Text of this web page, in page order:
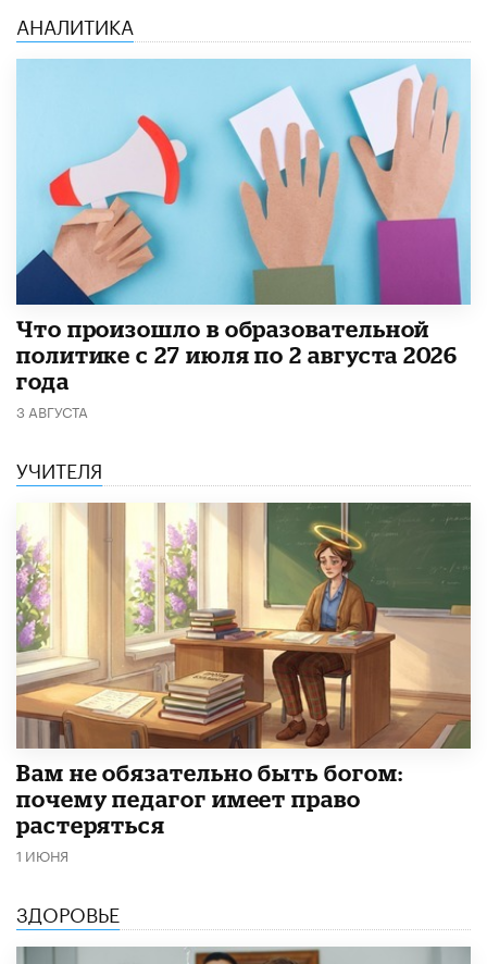
АНАЛИТИКА
​Что произошло в образовательной
политике с 27 июля по 2 августа 2026
года
3 АВГУСТА
УЧИТЕЛЯ
​Вам не обязательно быть богом:
почему педагог имеет право
растеряться
1 ИЮНЯ
ЗДОРОВЬЕ